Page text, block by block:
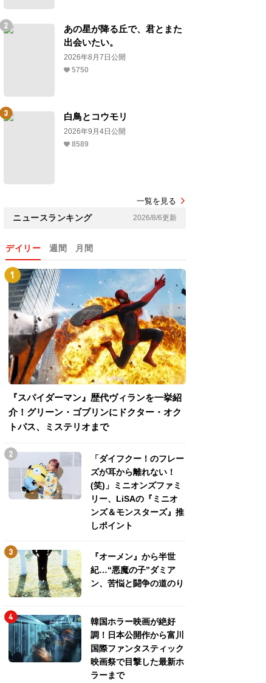
あの星が降る丘で、君とまた
出会いたい。
2026年8月7日公開
5750
白鳥とコウモリ
2026年9月4日公開
8589
一覧を見る
ニュースランキング 2026/8/6更新
デイリー 週間 月間
『スパイダーマン』歴代ヴィランを一挙紹
介！グリーン・ゴブリンにドクター・オク
トパス、ミステリオまで
「ダイフクー！のフレー
ズが耳から離れない！
(笑)」ミニオンズファミ
リー、LiSAの『ミニオ
ンズ＆モンスターズ』推
しポイント
『オーメン』から半世
紀…“悪魔の子”ダミア
ン、苦悩と闘争の道のり
韓国ホラー映画が絶好
調！日本公開作から富川
国際ファンタスティック
映画祭で目撃した最新ホ
ラーまで